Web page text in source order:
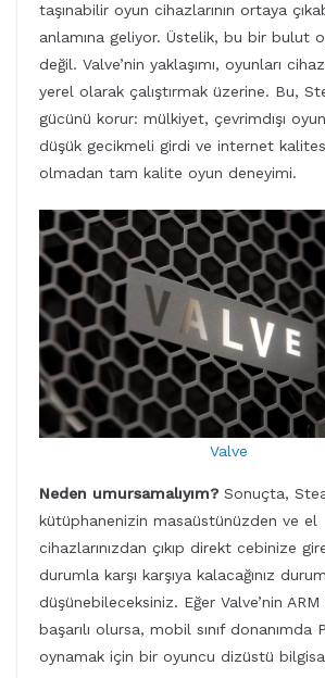
taşınabilir oyun cihazlarının ortaya
anlamına geliyor. Üstelik, bu bir bulut
değil. Valve’nin yaklaşımı, oyunları
yerel olarak çalıştırmak üzerine. Bu,
gücünü korur: mülkiyet, çevrimdışı
düşük gecikmeli girdi ve internet
olmadan tam kalite oyun deneyimi.
Valve
Neden umursamalıyım? Sonuçta,
kütüphanenizin masaüstünüzden ve el
cihazlarınızdan çıkıp direkt cebinize
durumla karşı karşıya kalacağınız
düşünebileceksiniz. Eğer Valve’nin
başarılı olursa, mobil sınıf donanımda
oynamak için bir oyuncu dizüstü